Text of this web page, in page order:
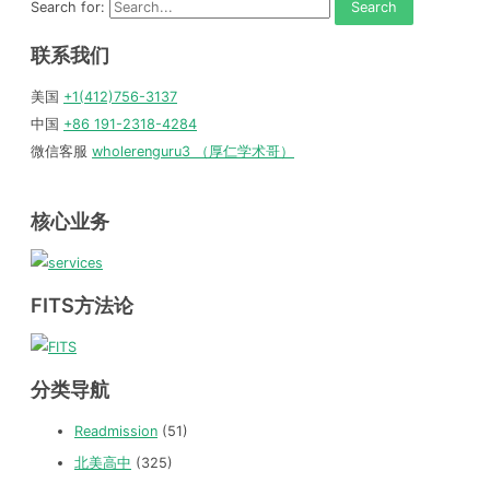
Search for:
联系我们
美国 +1(412)756-3137
中国 +86 191-2318-4284
微信客服 wholerenguru3 （厚仁学术哥）
核心业务
FITS方法论
分类导航
Readmission (51)
北美高中 (325)